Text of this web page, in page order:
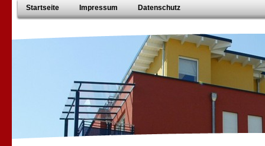
Startseite Impressum Datenschutz